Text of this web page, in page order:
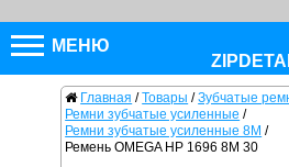
МЕНЮ
Главная / Товары / Зубчатые
Ремни зубчатые усиленные /
Ремни зубчатые усиленные 8M /
Ремень OMEGA HP 1696 8M 30